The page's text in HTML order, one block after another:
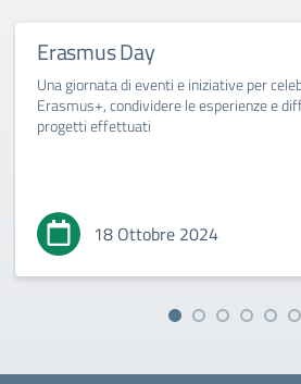
Erasmus Day
Una giornata di eventi e iniziative per
Erasmus+, condividere le esperienze e
progetti effettuati
18 Ottobre 2024